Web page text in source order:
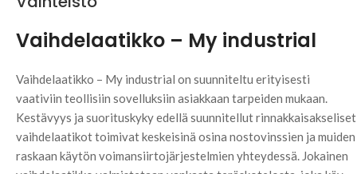
Vaihdelaatikko – My industrial
Vaihdelaatikko – My industrial on suunniteltu erityisesti
vaativiin teollisiin sovelluksiin asiakkaan tarpeiden mukaan.
Kestävyys ja suorituskyky edellä suunnitellut rinnakkaisakseliset
vaihdelaatikot toimivat keskeisinä osina nostovinssien ja muiden
raskaan käytön voimansiirtojärjestelmien yhteydessä. Jokainen